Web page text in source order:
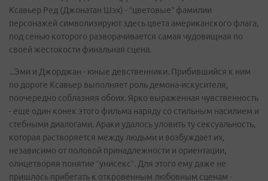
Ксавьер Ред (Джонатан Шэх) - “цветовые” фамилии
персонажей символизируют здесь цвета американского флага,
под сенью которого разворачивается самая чудовищная по
своей жестокости финальная сцена.
...Эми и Джорджан - юные девственники. Прибившийся к ним
по дороге Ксавьер выполняет роль демона-искусителя,
поочередно соблазняя обоих. Ярко выраженная чувственность
- еще один конек этого фильма наряду со стильным насилием и
стебными диалогами. Араки удалось уловить ту сексуальность,
которая растворяется между людьми и возбуждает их,
независимо от половой принадлежности и ориентации,
олицетворяя понятие “унисекс”. Для этого ему даже не
пришлось прибегать к откровенным любовным сценам -